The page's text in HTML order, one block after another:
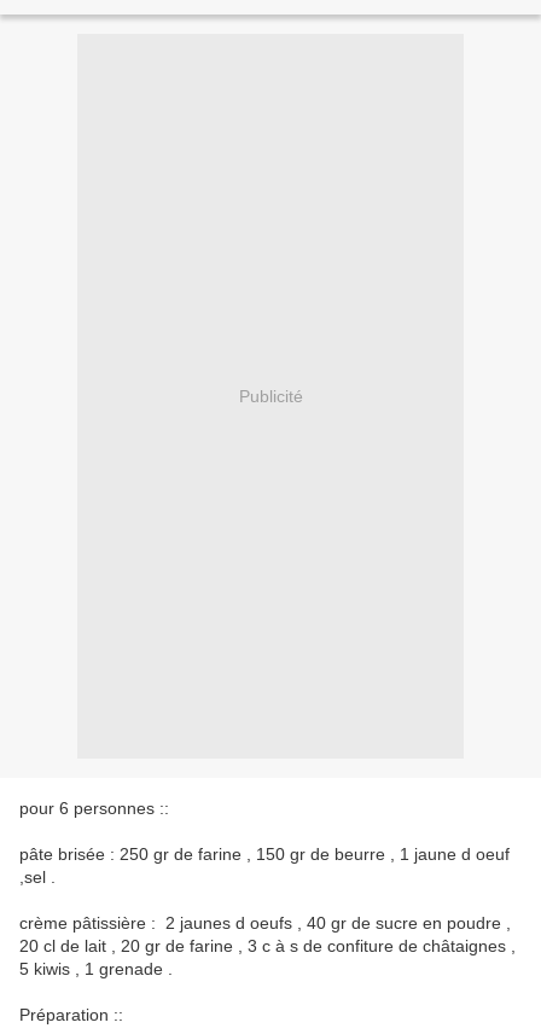
Publicité
pour 6 personnes ::
pâte brisée : 250 gr de farine , 150 gr de beurre , 1 jaune d oeuf
,sel .
crème pâtissière : 2 jaunes d oeufs , 40 gr de sucre en poudre ,
20 cl de lait , 20 gr de farine , 3 c à s de confiture de châtaignes ,
5 kiwis , 1 grenade .
Préparation ::